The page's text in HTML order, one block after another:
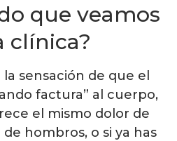
que veamos
clínica?
sensación de que el
factura” al cuerpo,
el mismo dolor de
hombros, o si ya has